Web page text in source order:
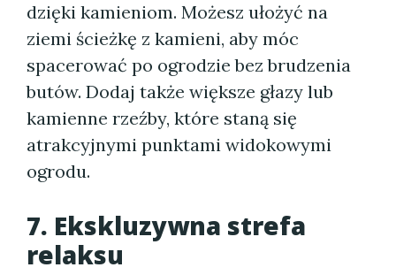
dzięki kamieniom. Możesz ułożyć na
ziemi ścieżkę z kamieni, aby móc
spacerować po ogrodzie bez brudzenia
butów. Dodaj także większe głazy lub
kamienne rzeźby, które staną się
atrakcyjnymi punktami widokowymi
ogrodu.
7. Ekskluzywna strefa
relaksu